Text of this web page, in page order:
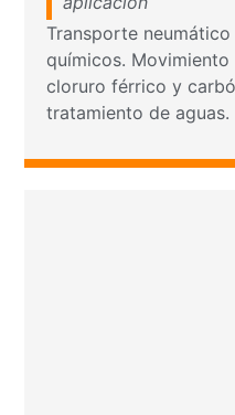
Transporte
químicos.
cloruro férrico y
tratamiento de aguas.